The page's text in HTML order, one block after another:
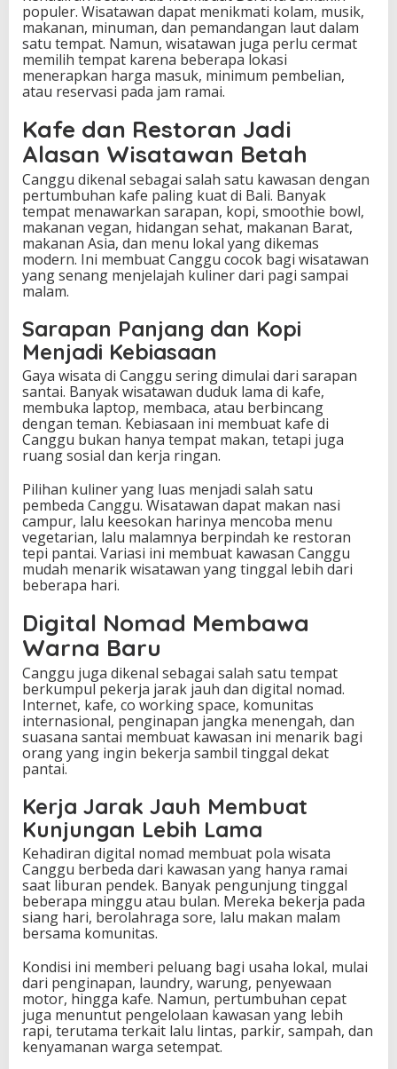
populer. Wisatawan dapat menikmati kolam, musik,
makanan, minuman, dan pemandangan laut dalam
satu tempat. Namun, wisatawan juga perlu cermat
memilih tempat karena beberapa lokasi
menerapkan harga masuk, minimum pembelian,
atau reservasi pada jam ramai.
Kafe dan Restoran Jadi
Alasan Wisatawan Betah
Canggu dikenal sebagai salah satu kawasan dengan
pertumbuhan kafe paling kuat di Bali. Banyak
tempat menawarkan sarapan, kopi, smoothie bowl,
makanan vegan, hidangan sehat, makanan Barat,
makanan Asia, dan menu lokal yang dikemas
modern. Ini membuat Canggu cocok bagi wisatawan
yang senang menjelajah kuliner dari pagi sampai
malam.
Sarapan Panjang dan Kopi
Menjadi Kebiasaan
Gaya wisata di Canggu sering dimulai dari sarapan
santai. Banyak wisatawan duduk lama di kafe,
membuka laptop, membaca, atau berbincang
dengan teman. Kebiasaan ini membuat kafe di
Canggu bukan hanya tempat makan, tetapi juga
ruang sosial dan kerja ringan.
Pilihan kuliner yang luas menjadi salah satu
pembeda Canggu. Wisatawan dapat makan nasi
campur, lalu keesokan harinya mencoba menu
vegetarian, lalu malamnya berpindah ke restoran
tepi pantai. Variasi ini membuat kawasan Canggu
mudah menarik wisatawan yang tinggal lebih dari
beberapa hari.
Digital Nomad Membawa
Warna Baru
Canggu juga dikenal sebagai salah satu tempat
berkumpul pekerja jarak jauh dan digital nomad.
Internet, kafe, co working space, komunitas
internasional, penginapan jangka menengah, dan
suasana santai membuat kawasan ini menarik bagi
orang yang ingin bekerja sambil tinggal dekat
pantai.
Kerja Jarak Jauh Membuat
Kunjungan Lebih Lama
Kehadiran digital nomad membuat pola wisata
Canggu berbeda dari kawasan yang hanya ramai
saat liburan pendek. Banyak pengunjung tinggal
beberapa minggu atau bulan. Mereka bekerja pada
siang hari, berolahraga sore, lalu makan malam
bersama komunitas.
Kondisi ini memberi peluang bagi usaha lokal, mulai
dari penginapan, laundry, warung, penyewaan
motor, hingga kafe. Namun, pertumbuhan cepat
juga menuntut pengelolaan kawasan yang lebih
rapi, terutama terkait lalu lintas, parkir, sampah, dan
kenyamanan warga setempat.